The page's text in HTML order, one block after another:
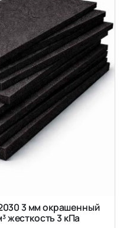
3 мм окрашенный
жесткость 3 кПа